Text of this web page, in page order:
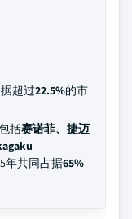
超过22.5%的市
括赛诺菲、捷迈
年共同占据65%